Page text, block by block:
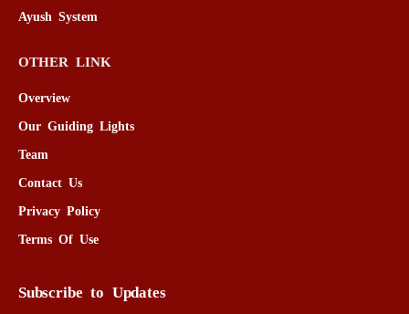
Ayush System
OTHER LINK
Overview
Our Guiding Lights
Team
Contact Us
Privacy Policy
Terms Of Use
Subscribe to Updates